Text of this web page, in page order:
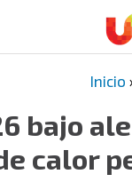
Inicio
bajo
calor